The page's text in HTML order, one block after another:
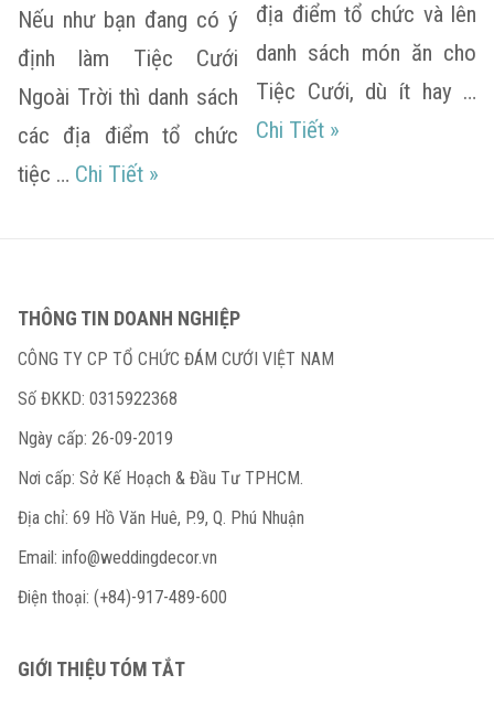
Nếu như bạn đang có ý
định làm Tiệc Cưới
Ngoài Trời thì danh sách
các địa điểm tổ chức
tiệc … Chi Tiết Danh sách các địa điểm tổ chức tiệc
»
địa điểm tổ chức và lên
danh sách món ăn cho
Tiệc Cưới, dù ít hay …
Chi Tiết Thực đơn Tiệc
»
THÔNG TIN DOANH NGHIỆP
CÔNG TY CP TỔ CHỨC ĐÁM CƯỚI VIỆT NAM
Số ĐKKD: 0315922368
Ngày cấp: 26-09-2019
Nơi cấp: Sở Kế Hoạch & Đầu Tư TPHCM.
Địa chỉ: 69 Hồ Văn Huê, P.9, Q. Phú Nhuận
Email: info@weddingdecor.vn
Điện thoại: (+84)-917-489-600
GIỚI THIỆU TÓM TẮT